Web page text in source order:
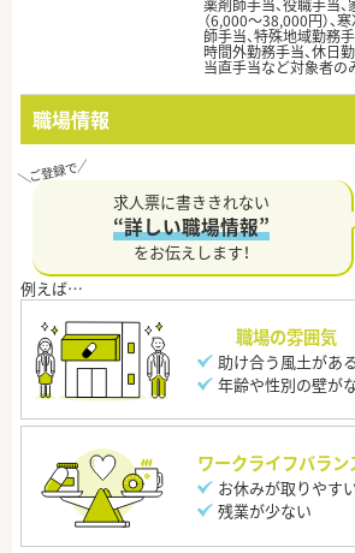
薬剤師手当、役職手当
（6,000～38,000円）、
師手当、特殊地域勤務手
時間外勤務手当、休日
当直手当など対象者の
職場情報
求人票に書ききれない
“詳しい職場情報”
をお伝えします！
職場の雰囲気
助け合う風土がある
年齢や性別の壁が
ワークライフバラン
お休みが取りやす
残業が少ない